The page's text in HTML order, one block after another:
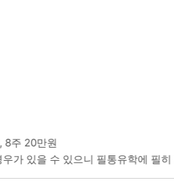
8주 20만원
가 있을 수 있으니 필통유학에 필